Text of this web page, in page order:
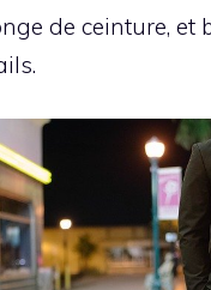
de ceinture, et